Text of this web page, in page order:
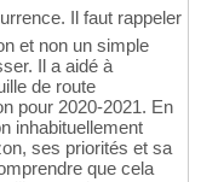
Il faut rappeler
et non un simple
Il a aidé à
de route
pour 2020-2021. En
inhabituellement
ses priorités et sa
que cela